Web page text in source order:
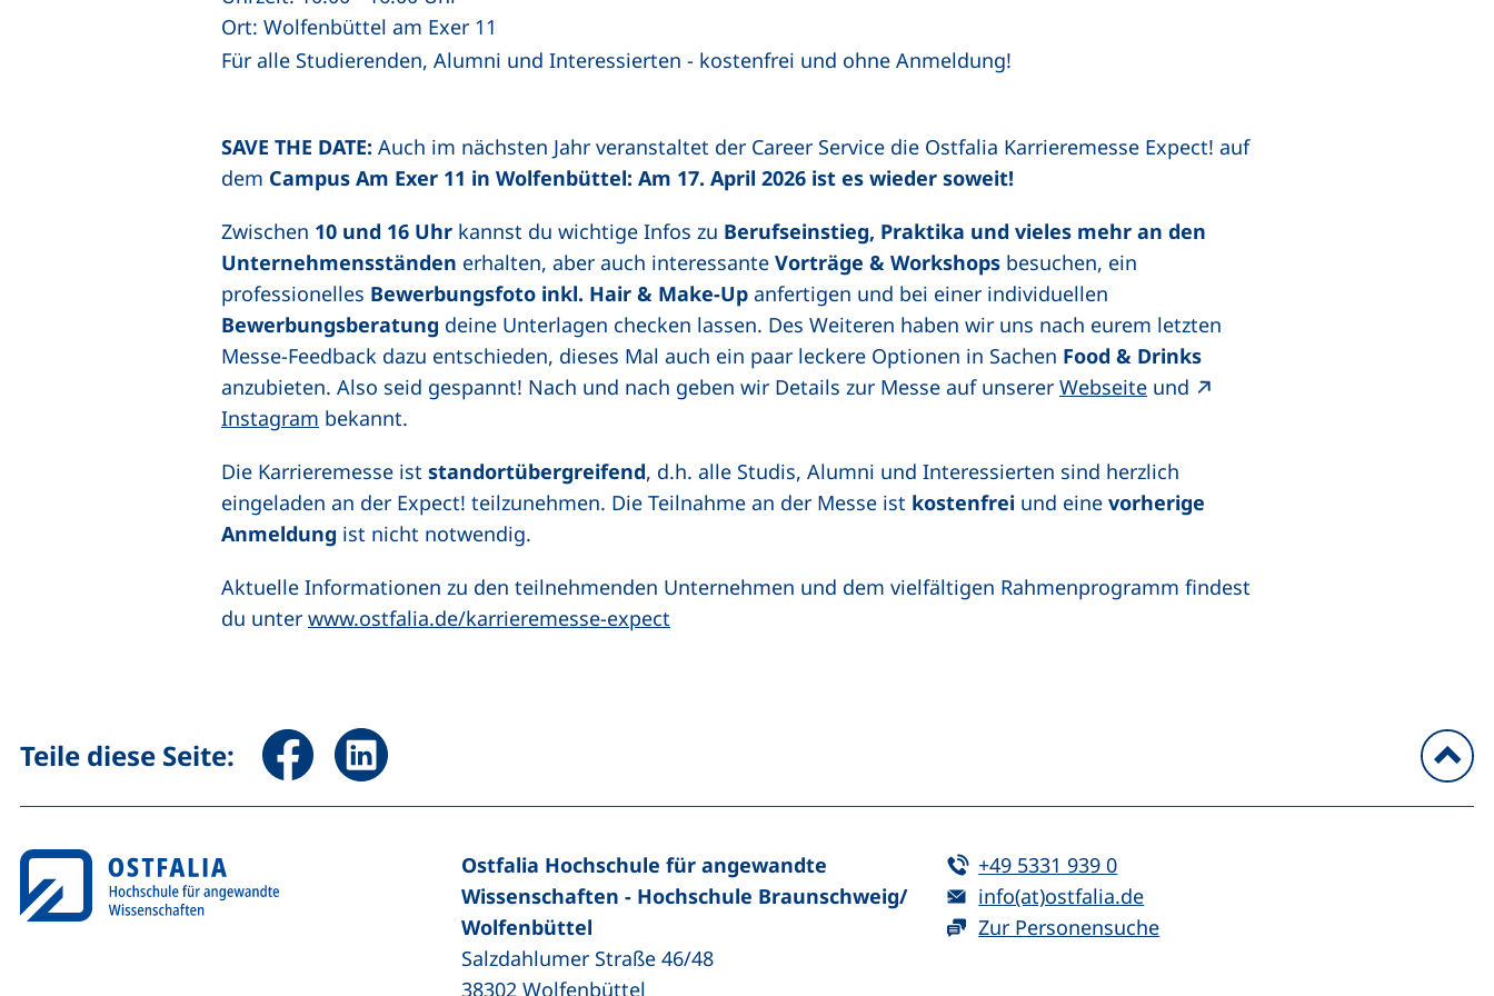
Ort: Wolfenbüttel am Exer 11
Für alle Studierenden, Alumni und Interessierten - kostenfrei und ohne Anmeldung!
SAVE THE DATE: Auch im nächsten Jahr veranstaltet der Career Service die Ostfalia Karrieremesse Expect! auf
dem Campus Am Exer 11 in Wolfenbüttel: Am 17. April 2026 ist es wieder soweit!
Zwischen 10 und 16 Uhr kannst du wichtige Infos zu Berufseinstieg, Praktika und vieles mehr an den
Unternehmensständen erhalten, aber auch interessante Vorträge & Workshops besuchen, ein
professionelles Bewerbungsfoto inkl. Hair & Make-Up anfertigen und bei einer individuellen
Bewerbungsberatung deine Unterlagen checken lassen. Des Weiteren haben wir uns nach eurem letzten
Messe-Feedback dazu entschieden, dieses Mal auch ein paar leckere Optionen in Sachen Food & Drinks
anzubieten. Also seid gespannt! Nach und nach geben wir Details zur Messe auf unserer Webseite und
Instagram (externer Link, öffnet neues Fenster)
bekannt.
Die Karrieremesse ist standortübergreifend, d.h. alle Studis, Alumni und Interessierten sind herzlich
eingeladen an der Expect! teilzunehmen. Die Teilnahme an der Messe ist kostenfrei und eine vorherige
Anmeldung ist nicht notwendig.
Aktuelle Informationen zu den teilnehmenden Unternehmen und dem vielfältigen Rahmenprogramm findest
du unter www.ostfalia.de/karrieremesse-expect
Teile diese Seite: Seite über Facebook teilen (externer Link, öffnet neues Fenster)
Seite über LinkedIn teilen (externer Link, öffnet neues Fenster)
Ostfalia Hochschule für angewandte
Wissenschaften - Hochschule Braunschweig/​
Wolfenbüttel
Salzdahlumer Straße 46/48
38302 Wolfenbüttel
Tel:
+49 5331 939 0(startet einen Telefonanruf, wenn Ihr
E-Mail:
info(at)ostfalia.de(öffnet Ihr E-Mail-Programm)
Zur Personensuche